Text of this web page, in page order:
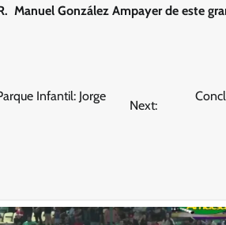
Manuel González Ampayer de este
Infantil: Jorge
Next: